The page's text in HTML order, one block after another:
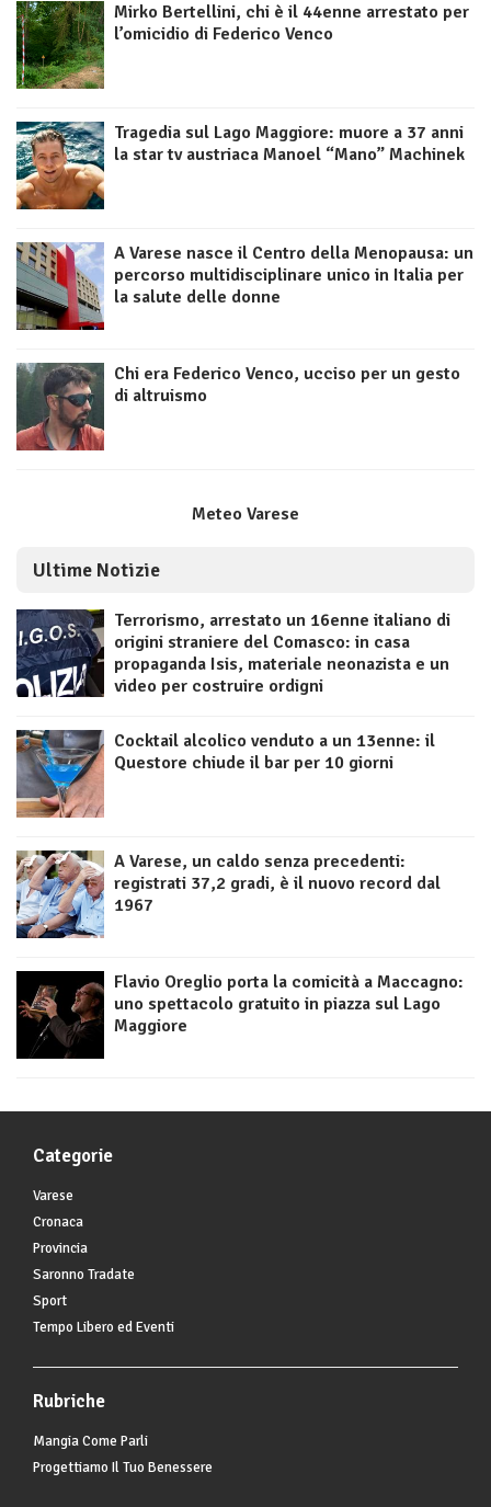
Mirko Bertellini, chi è il 44enne arrestato per
l’omicidio di Federico Venco
Tragedia sul Lago Maggiore: muore a 37 anni
la star tv austriaca Manoel “Mano” Machinek
A Varese nasce il Centro della Menopausa: un
percorso multidisciplinare unico in Italia per
la salute delle donne
Chi era Federico Venco, ucciso per un gesto
di altruismo
Meteo Varese
Ultime Notizie
Terrorismo, arrestato un 16enne italiano di
origini straniere del Comasco: in casa
propaganda Isis, materiale neonazista e un
video per costruire ordigni
Cocktail alcolico venduto a un 13enne: il
Questore chiude il bar per 10 giorni
A Varese, un caldo senza precedenti:
registrati 37,2 gradi, è il nuovo record dal
1967
Flavio Oreglio porta la comicità a Maccagno:
uno spettacolo gratuito in piazza sul Lago
Maggiore
Categorie
Varese
Cronaca
Provincia
Saronno Tradate
Sport
Tempo Libero ed Eventi
Rubriche
Mangia Come Parli
Progettiamo Il Tuo Benessere